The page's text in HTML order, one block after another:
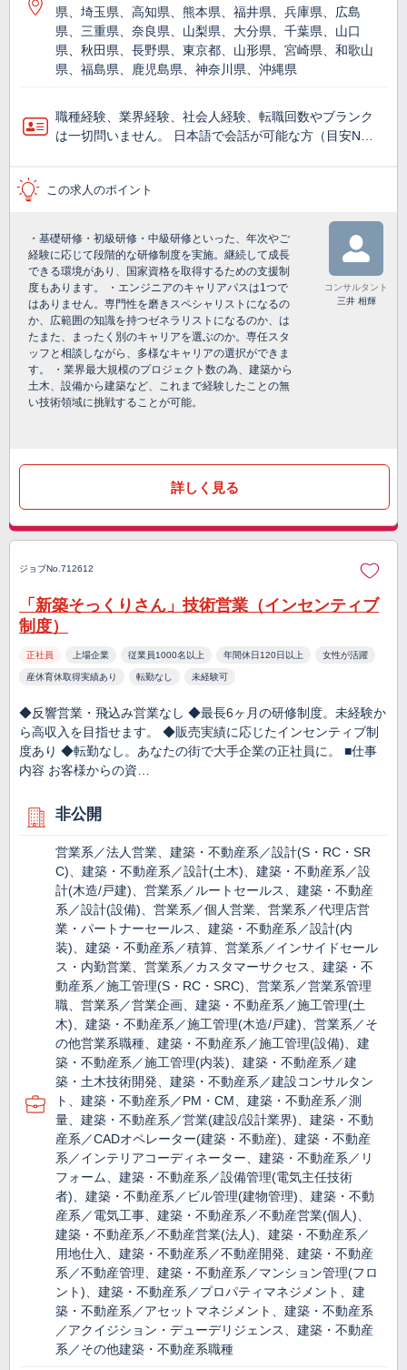
県、埼玉県、高知県、熊本県、福井県、兵庫県、広島
県、三重県、奈良県、山梨県、大分県、千葉県、山口
県、秋田県、長野県、東京都、山形県、宮崎県、和歌山
県、福島県、鹿児島県、神奈川県、沖縄県
職種経験、業界経験、社会人経験、転職回数やブランク
は一切問いません。 日本語で会話が可能な方（目安N…
この求人のポイント
・基礎研修・初級研修・中級研修といった、年次やご
経験に応じて段階的な研修制度を実施。継続して成長
できる環境があり、国家資格を取得するための支援制
度もあります。 ・エンジニアのキャリアパスは1つで
はありません。専門性を磨きスペシャリストになるの
か、広範囲の知識を持つゼネラリストになるのか、は
たまた、まったく別のキャリアを選ぶのか。専任スタ
ッフと相談しながら、多様なキャリアの選択ができま
す。 ・業界最大規模のプロジェクト数の為、建築から
土木、設備から建築など、これまで経験したことの無
い技術領域に挑戦することが可能。
コンサルタント
三井 相輝
詳しく見る
ジョブNo.712612
「新築そっくりさん」技術営業（インセンティブ
制度）
正社員 上場企業 従業員1000名以上 年間休日120日以上 女性が活躍
産休育休取得実績あり 転勤なし 未経験可
◆反響営業・飛込み営業なし ◆最長6ヶ月の研修制度。未経験か
ら高収入を目指せます。 ◆販売実績に応じたインセンティブ制
度あり ◆転勤なし。あなたの街で大手企業の正社員に。 ■仕事
内容 お客様からの資…
非公開
営業系／法人営業、建築・不動産系／設計(S・RC・SR
C)、建築・不動産系／設計(土木)、建築・不動産系／設
計(木造/戸建)、営業系／ルートセールス、建築・不動産
系／設計(設備)、営業系／個人営業、営業系／代理店営
業・パートナーセールス、建築・不動産系／設計(内
装)、建築・不動産系／積算、営業系／インサイドセール
ス・内勤営業、営業系／カスタマーサクセス、建築・不
動産系／施工管理(S・RC・SRC)、営業系／営業系管理
職、営業系／営業企画、建築・不動産系／施工管理(土
木)、建築・不動産系／施工管理(木造/戸建)、営業系／そ
の他営業系職種、建築・不動産系／施工管理(設備)、建
築・不動産系／施工管理(内装)、建築・不動産系／建
築・土木技術開発、建築・不動産系／建設コンサルタン
ト、建築・不動産系／PM・CM、建築・不動産系／測
量、建築・不動産系／営業(建設/設計業界)、建築・不動
産系／CADオペレーター(建築・不動産)、建築・不動産
系／インテリアコーディネーター、建築・不動産系／リ
フォーム、建築・不動産系／設備管理(電気主任技術
者)、建築・不動産系／ビル管理(建物管理)、建築・不動
産系／電気工事、建築・不動産系／不動産営業(個人)、
建築・不動産系／不動産営業(法人)、建築・不動産系／
用地仕入、建築・不動産系／不動産開発、建築・不動産
系／不動産管理、建築・不動産系／マンション管理(フロ
ント)、建築・不動産系／プロパティマネジメント、建
築・不動産系／アセットマネジメント、建築・不動産系
／アクイジション・デューデリジェンス、建築・不動産
系／その他建築・不動産系職種